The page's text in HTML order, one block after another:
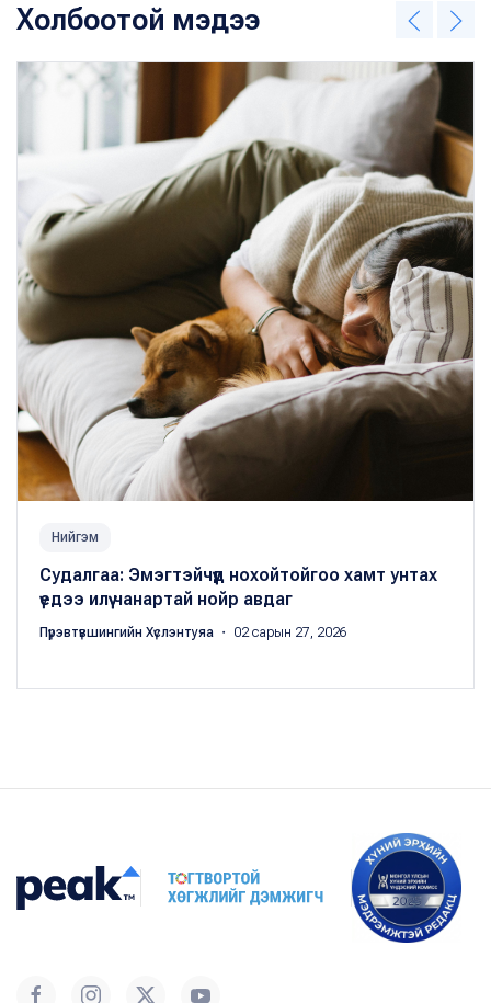
Холбоотой мэдээ
Нийгэм
Судалгаа: Эмэгтэйчүүд нохойтойгоо хамт унтах
үедээ илүү чанартай нойр авдаг
Пүрэвтүвшингийн Хүслэнтуяа ・ 02 сарын 27, 2026